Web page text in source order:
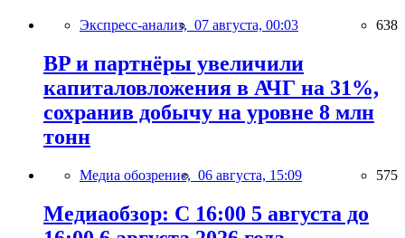
Экспресс-анализ, 07 августа, 00:03 638
BP и партнёры увеличили
капиталовложения в АЧГ на 31%,
сохранив добычу на уровне 8 млн
тонн
Медиа обозрение, 06 августа, 15:09 575
Медиаобзор: С 16:00 5 августа до